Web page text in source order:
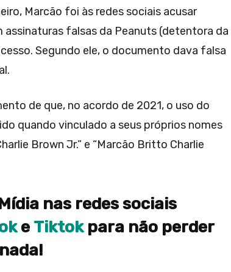
Marcão foi às redes sociais acusar
falsas da Peanuts (detentora da
Segundo ele, o documento dava falsa
de que, no acordo de 2021, o uso do
quando vinculado a seus próprios nomes
Brown Jr.” e “Marcão Britto Charlie
nas redes sociais
eTiktok para não perder
nada!